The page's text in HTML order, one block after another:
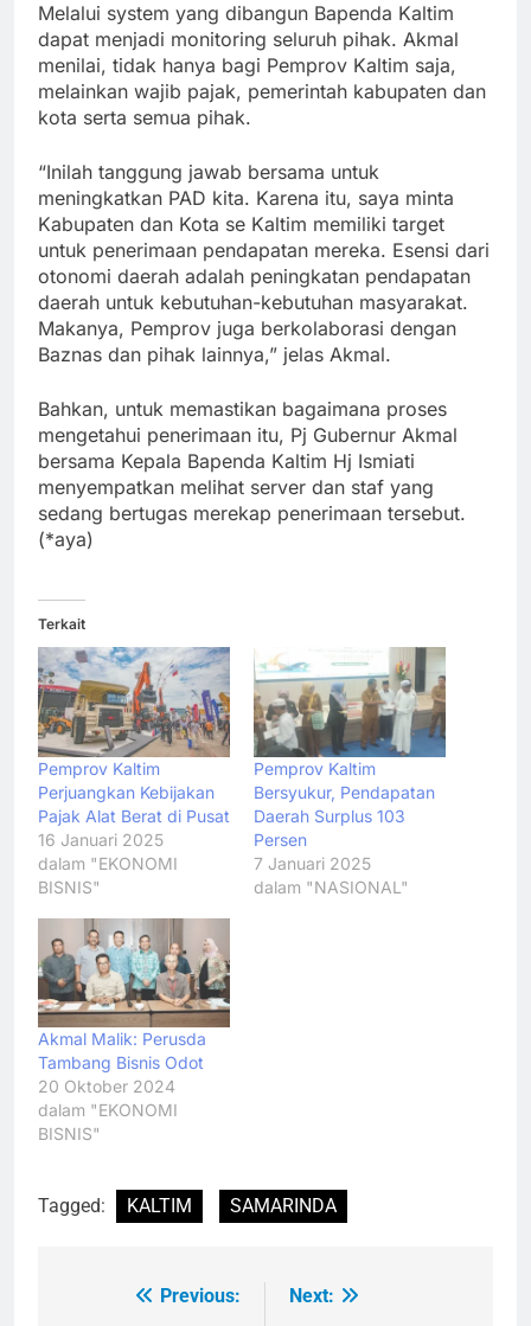
Melalui system yang dibangun Bapenda Kaltim
dapat menjadi monitoring seluruh pihak. Akmal
menilai, tidak hanya bagi Pemprov Kaltim saja,
melainkan wajib pajak, pemerintah kabupaten dan
kota serta semua pihak.
“Inilah tanggung jawab bersama untuk
meningkatkan PAD kita. Karena itu, saya minta
Kabupaten dan Kota se Kaltim memiliki target
untuk penerimaan pendapatan mereka. Esensi dari
otonomi daerah adalah peningkatan pendapatan
daerah untuk kebutuhan-kebutuhan masyarakat.
Makanya, Pemprov juga berkolaborasi dengan
Baznas dan pihak lainnya,” jelas Akmal.
Bahkan, untuk memastikan bagaimana proses
mengetahui penerimaan itu, Pj Gubernur Akmal
bersama Kepala Bapenda Kaltim Hj Ismiati
menyempatkan melihat server dan staf yang
sedang bertugas merekap penerimaan tersebut.
(*aya)
Terkait
Pemprov Kaltim
Perjuangkan Kebijakan
Pajak Alat Berat di Pusat
16 Januari 2025
dalam "EKONOMI
BISNIS"
Pemprov Kaltim
Bersyukur, Pendapatan
Daerah Surplus 103
Persen
7 Januari 2025
dalam "NASIONAL"
Akmal Malik: Perusda
Tambang Bisnis Odot
20 Oktober 2024
dalam "EKONOMI
BISNIS"
Tagged: KALTIM SAMARINDA
NavigasiPrevious: Next: